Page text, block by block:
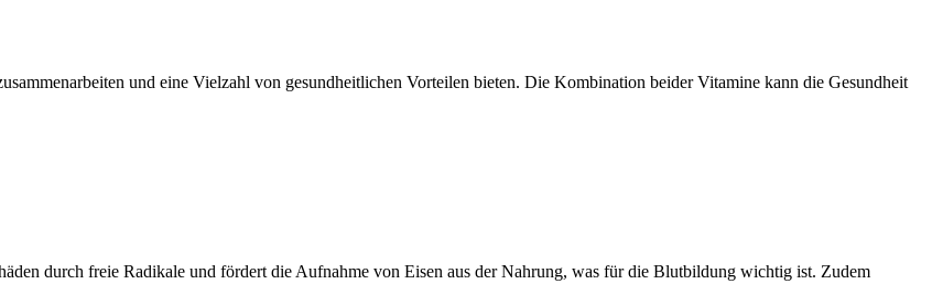
und eine Vielzahl von gesundheitlichen Vorteilen bieten. Die Kombination beider Vitamine kann die Gesundheit
durch freie Radikale und fördert die Aufnahme von Eisen aus der Nahrung, was für die Blutbildung wichtig ist. Zudem